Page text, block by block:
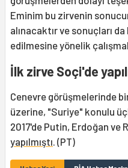
Eminim bu zirvenin
alınacaktır ve sonuçları
edilmesine yönelik
İlk zirve Soçi'de
Cenevre görüşmelerinde
üzerine, "Suriye" konulu
2017'de Putin, Erdoğan ve
yapılmıştı. (PT)